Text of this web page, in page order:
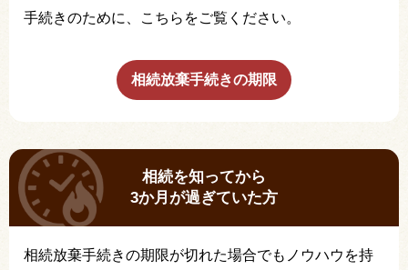
手続きのために、こちらをご覧ください。
相続放棄手続きの期限
相続を知ってから
3か月が過ぎていた方
相続放棄手続きの期限が切れた場合でもノウハウを持